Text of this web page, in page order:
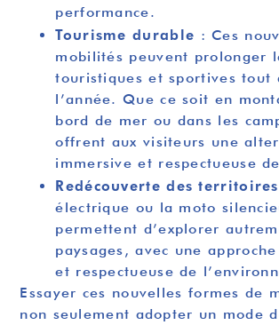
performance.
Tourisme durable : Ces
mobilités peuvent prolonger
touristiques et sportives tout
l’année. Que ce soit en
bord de mer ou dans les
offrent aux visiteurs une
immersive et respectueuse
Redécouverte des territoires
électrique ou la moto
permettent d’explorer
paysages, avec une
et respectueuse de
Essayer ces nouvelles formes de
non seulement adopter un mode